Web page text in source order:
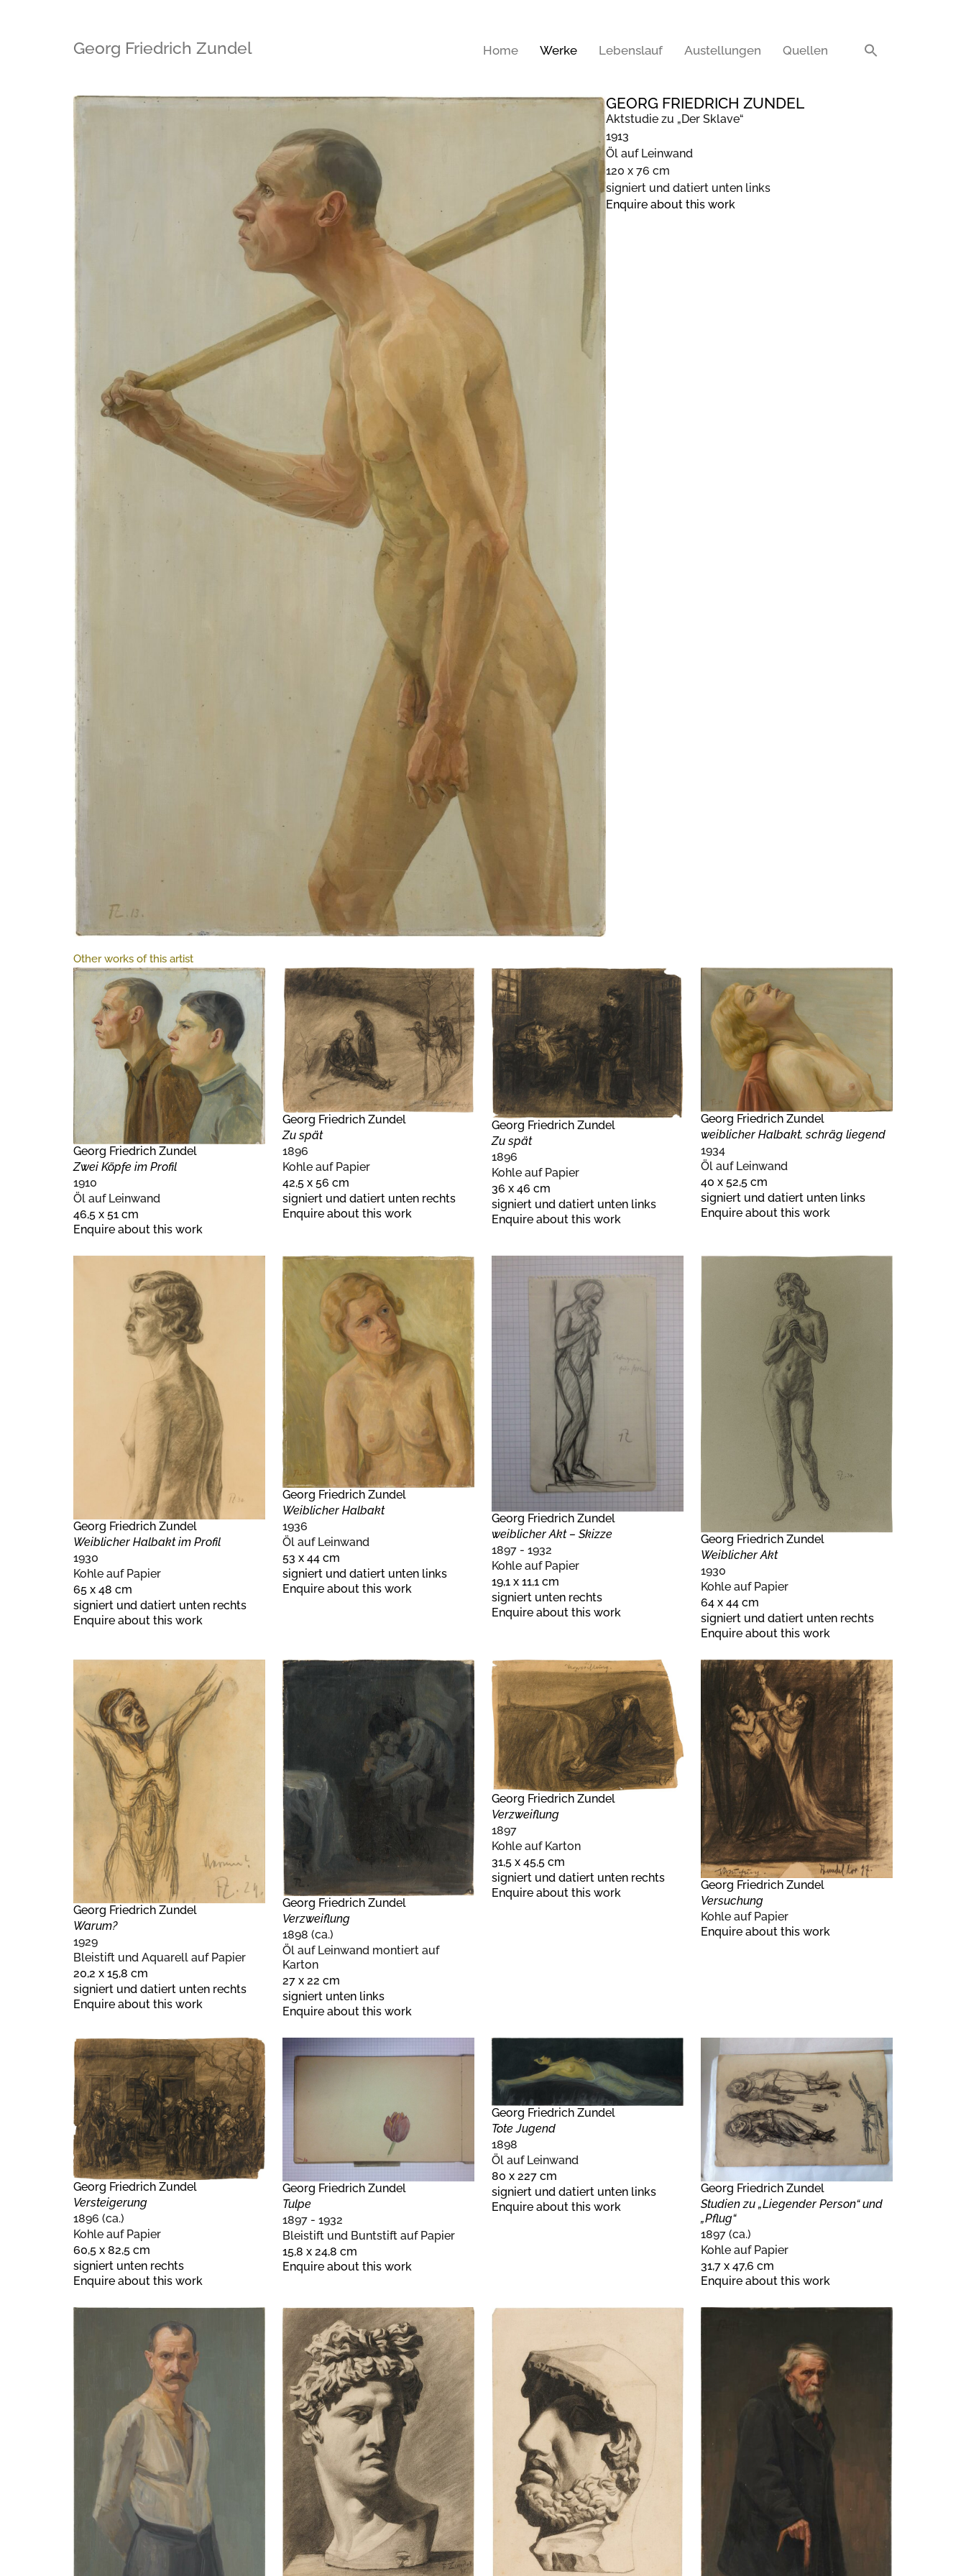
Georg Friedrich Zundel Home Werke Lebenslauf Austellungen Quellen
GEORG FRIEDRICH ZUNDEL
Aktstudie zu „Der Sklave“
1913
Öl auf Leinwand
120 x 76 cm
signiert und datiert unten links
Enquire about this work
Other works of this artist
Georg Friedrich Zundel
Zwei Köpfe im Profil
1910
Öl auf Leinwand
46,5 x 51 cm
Enquire about this work
Georg Friedrich Zundel
Zu spät
1896
Kohle auf Papier
42,5 x 56 cm
signiert und datiert unten rechts
Enquire about this work
Georg Friedrich Zundel
Zu spät
1896
Kohle auf Papier
36 x 46 cm
signiert und datiert unten links
Enquire about this work
Georg Friedrich Zundel
weiblicher Halbakt, schräg liegend
1934
Öl auf Leinwand
40 x 52,5 cm
signiert und datiert unten links
Enquire about this work
Georg Friedrich Zundel
Weiblicher Halbakt im Profil
1930
Kohle auf Papier
65 x 48 cm
signiert und datiert unten rechts
Enquire about this work
Georg Friedrich Zundel
Weiblicher Halbakt
1936
Öl auf Leinwand
53 x 44 cm
signiert und datiert unten links
Enquire about this work
Georg Friedrich Zundel
weiblicher Akt – Skizze
1897 - 1932
Kohle auf Papier
19,1 x 11,1 cm
signiert unten rechts
Enquire about this work
Georg Friedrich Zundel
Weiblicher Akt
1930
Kohle auf Papier
64 x 44 cm
signiert und datiert unten rechts
Enquire about this work
Georg Friedrich Zundel
Warum?
1929
Bleistift und Aquarell auf Papier
20,2 x 15,8 cm
signiert und datiert unten rechts
Enquire about this work
Georg Friedrich Zundel
Verzweiflung
1898 (ca.)
Öl auf Leinwand montiert auf
Karton
27 x 22 cm
signiert unten links
Enquire about this work
Georg Friedrich Zundel
Verzweiflung
1897
Kohle auf Karton
31,5 x 45,5 cm
signiert und datiert unten rechts
Enquire about this work
Georg Friedrich Zundel
Versuchung
Kohle auf Papier
Enquire about this work
Georg Friedrich Zundel
Versteigerung
1896 (ca.)
Kohle auf Papier
60,5 x 82,5 cm
signiert unten rechts
Enquire about this work
Georg Friedrich Zundel
Tulpe
1897 - 1932
Bleistift und Buntstift auf Papier
15,8 x 24,8 cm
Enquire about this work
Georg Friedrich Zundel
Tote Jugend
1898
Öl auf Leinwand
80 x 227 cm
signiert und datiert unten links
Enquire about this work
Georg Friedrich Zundel
Studien zu „Liegender Person“ und
„Pflug“
1897 (ca.)
Kohle auf Papier
31,7 x 47,6 cm
Enquire about this work